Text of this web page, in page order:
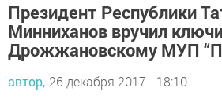
Президент Республики
Минниханов вручил
Дрожжановскому МУП
автор, 26 декабря 2017 - 18:10